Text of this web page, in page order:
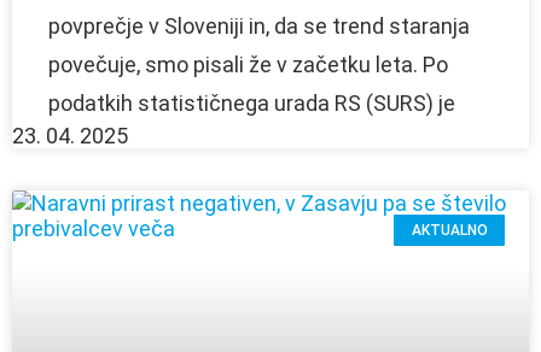
povprečje v Sloveniji in, da se trend staranja
povečuje, smo pisali že v začetku leta. Po
podatkih statističnega urada RS (SURS) je
23. 04. 2025
AKTUALNO